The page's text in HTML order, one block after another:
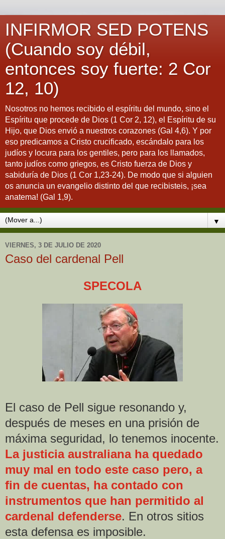
INFIRMOR SED POTENS
(Cuando soy débil,
entonces soy fuerte: 2 Cor
12, 10)
Nosotros no hemos recibido el espíritu del mundo, sino el
Espíritu que procede de Dios (1 Cor 2, 12), el Espíritu de su
Hijo, que Dios envió a nuestros corazones (Gal 4,6). Y por
eso predicamos a Cristo crucificado, escándalo para los
judíos y locura para los gentiles, pero para los llamados,
tanto judíos como griegos, es Cristo fuerza de Dios y
sabiduría de Dios (1 Cor 1,23-24). De modo que si alguien
os anuncia un evangelio distinto del que recibisteis, ¡sea
anatema! (Gal 1,9).
▼
VIERNES, 3 DE JULIO DE 2020
Caso del cardenal Pell
SPECOLA
El caso de Pell sigue resonando y,
después de meses en una prisión de
máxima seguridad, lo tenemos inocente.
La justicia australiana ha quedado
muy mal en todo este caso pero, a
fin de cuentas, ha contado con
instrumentos que han permitido al
cardenal defenderse. En otros sitios
esta defensa es imposible.